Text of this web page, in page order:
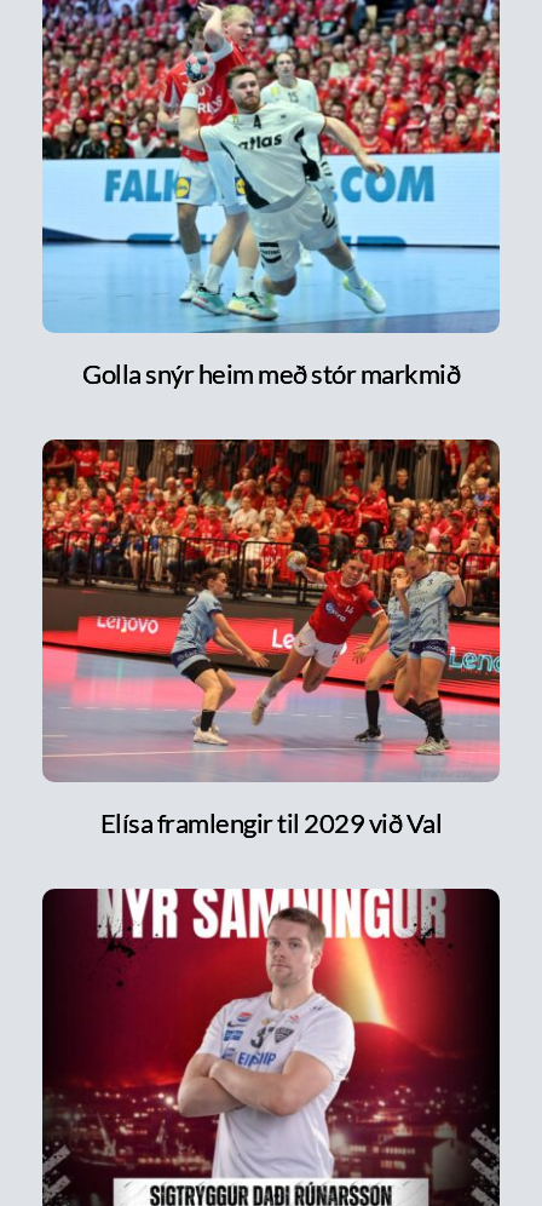
Golla snýr heim með stór markmið
Elísa framlengir til 2029 við Val